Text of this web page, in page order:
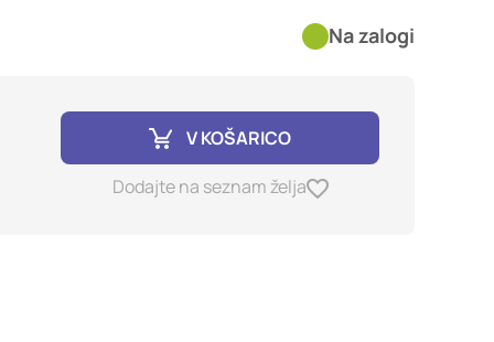
Na zalogi
V KOŠARICO
Dodajte na seznam želja
delovanja
in
so združeni in
mesto.
lahko uporabljajo za